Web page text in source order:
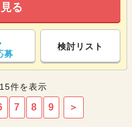
る
募
検討リスト
件を表示
7 8 9 ＞